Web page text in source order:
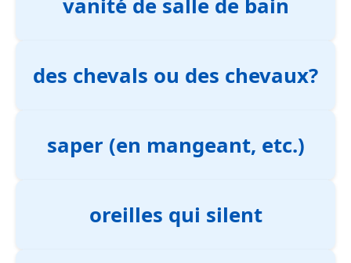
des chevals ou des chevaux?
saper (en mangeant, etc.)
oreilles qui silent